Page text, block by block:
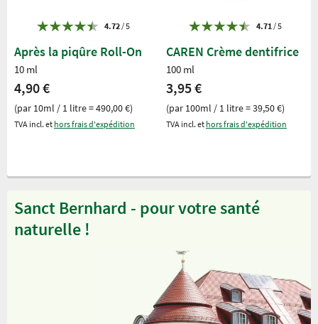
4.72/ 5
Après la piqûre Roll-On
10 ml
4,90 €
(par 10ml / 1 litre = 490,00 €)
TVA incl. et hors frais d'expédition
4.71 / 5
CAREN Crème dentifrice
100 ml
3,95 €
(par 100ml / 1 litre = 39,50 €)
TVA incl. et hors frais d'expédition
Sanct Bernhard - pour votre santé
naturelle !